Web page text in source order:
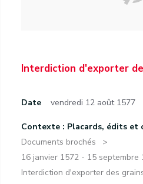
Interdiction d'exporter
Date vendredi 12 août 1577
Contexte : Placards, édits et
Documents brochés
16 janvier 1572 - 15 septembre
Interdiction d'exporter des